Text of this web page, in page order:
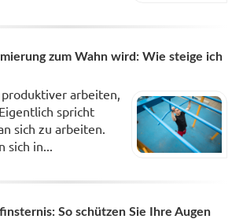
zum Wahn wird: Wie steige ich
arbeiten,
spricht
sich zu arbeiten.
sich in...
So schützen Sie Ihre Augen